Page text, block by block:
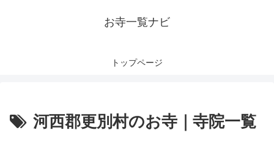
お寺一覧ナビ
トップページ
河西郡更別村のお寺｜寺院一覧